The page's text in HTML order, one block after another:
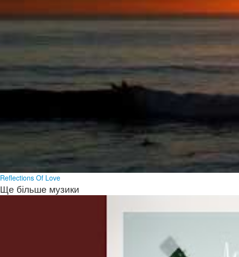
Reflections Of Love
Ще більше музики